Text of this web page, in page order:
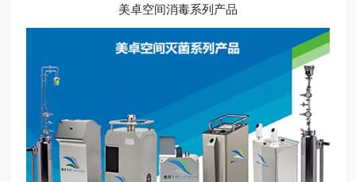
美卓空间消毒系列产品